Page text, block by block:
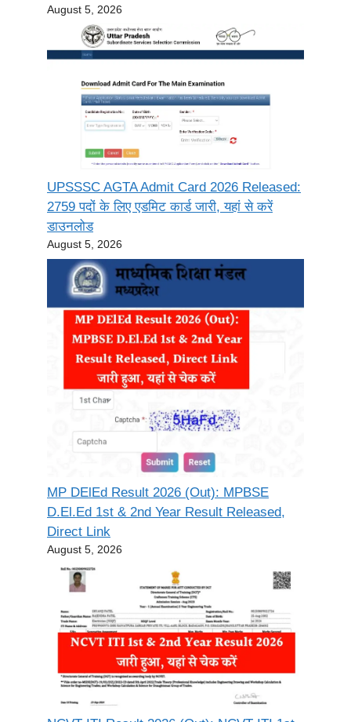
August 5, 2026
UPSSSC AGTA Admit Card 2026 Released:
2759 पदों के लिए एडमिट कार्ड जारी, यहां से करें
डाउनलोड
August 5, 2026
MP DElEd Result 2026 (Out): MPBSE
D.El.Ed 1st & 2nd Year Result Released,
Direct Link
August 5, 2026